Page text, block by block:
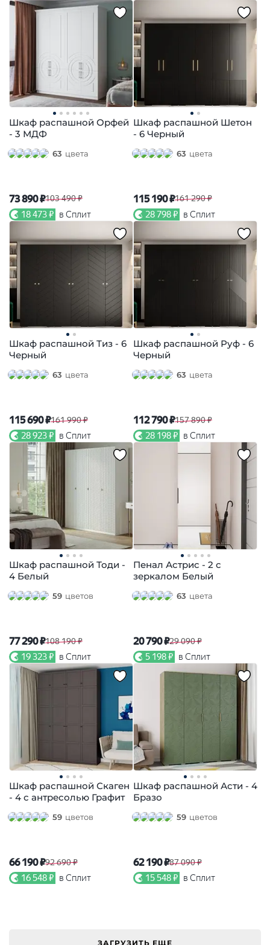
Шкаф распашной Орфей
- 3 МДФ
63 цвета
73 890 ₽103 490 ₽
18 473 ₽ в Сплит
Шкаф распашной Шетон
- 6 Черный
63 цвета
115 190 ₽161 290 ₽
28 798 ₽ в Сплит
Шкаф распашной Тиз - 6
Черный
63 цвета
115 690 ₽161 990 ₽
28 923 ₽ в Сплит
Шкаф распашной Руф - 6
Черный
63 цвета
112 790 ₽157 890 ₽
28 198 ₽ в Сплит
Шкаф распашной Тоди -
4 Белый
59 цветов
77 290 ₽108 190 ₽
19 323 ₽ в Сплит
Пенал Астрис - 2 с
зеркалом Белый
63 цвета
20 790 ₽29 090 ₽
5 198 ₽ в Сплит
Шкаф распашной Скаген
- 4 с антресолью Графит
59 цветов
66 190 ₽92 690 ₽
16 548 ₽ в Сплит
Шкаф распашной Асти - 4
Бразо
59 цветов
62 190 ₽87 090 ₽
15 548 ₽ в Сплит
ЗАГРУЗИТЬ ЕЩЕ